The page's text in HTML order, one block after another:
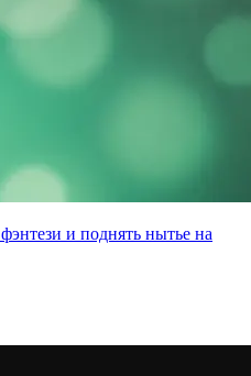
и поднять нытье на